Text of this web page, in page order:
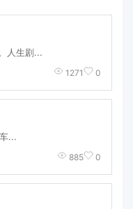
人生剧...
1271 0
...
885 0